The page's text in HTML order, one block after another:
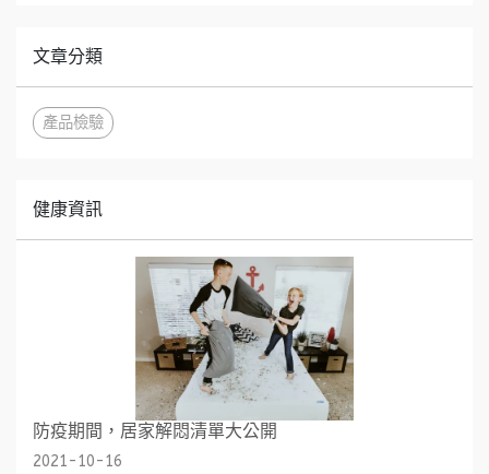
文章分類
產品檢驗
健康資訊
防疫期間，居家解悶清單大公開
2021-10-16